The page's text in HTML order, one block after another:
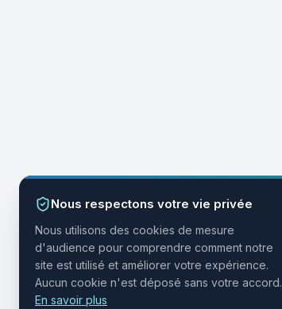
Nous respectons votre vie privée
Nous utilisons des cookies de mesure
d'audience pour comprendre comment notre
site est utilisé et améliorer votre expérience.
Aucun cookie n'est déposé sans votre accord.
En savoir plus